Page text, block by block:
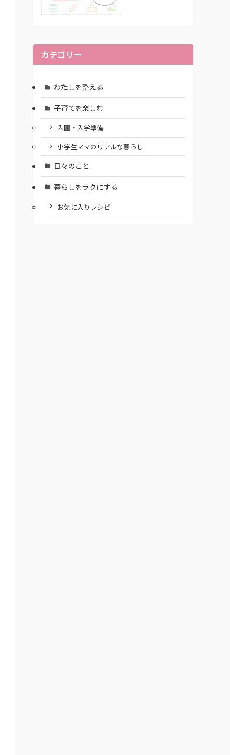
カテゴリー
わたしを整える
子育てを楽しむ
入園・入学準備
小学生ママのリアルな暮らし
日々のこと
暮らしをラクにする
お気に入りレシピ